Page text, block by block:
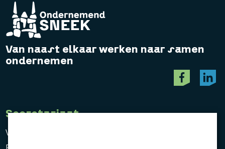
Van naast elkaar werken naar samen
ondernemen
Secretariaat
Vereniging Ondernemend Sneek